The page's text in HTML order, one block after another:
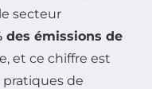
secteur
des émissions de
et ce chiffre est
pratiques de